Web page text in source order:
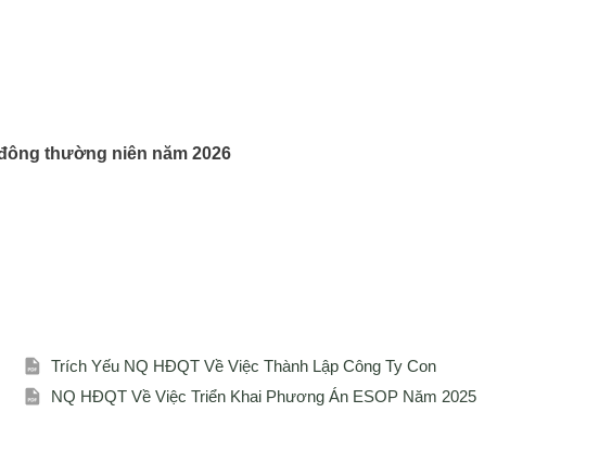
thường niên năm 2026
Trích Yếu NQ HĐQT Về Việc Thành Lập Công Ty Con
NQ HĐQT Về Việc Triển Khai Phương Án ESOP Năm 2025